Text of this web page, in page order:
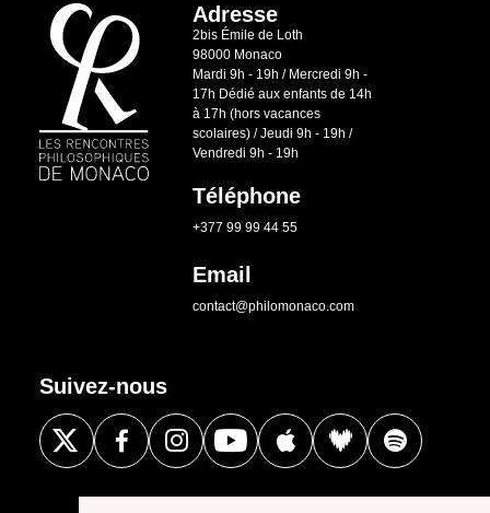
Adresse
2bis Émile de Loth
98000 Monaco
Mardi 9h - 19h / Mercredi 9h -
17h Dédié aux enfants de 14h
à 17h (hors vacances
scolaires) / Jeudi 9h - 19h /
Vendredi 9h - 19h
Téléphone
+377 99 99 44 55
Email
contact@philomonaco.com
Suivez-nous